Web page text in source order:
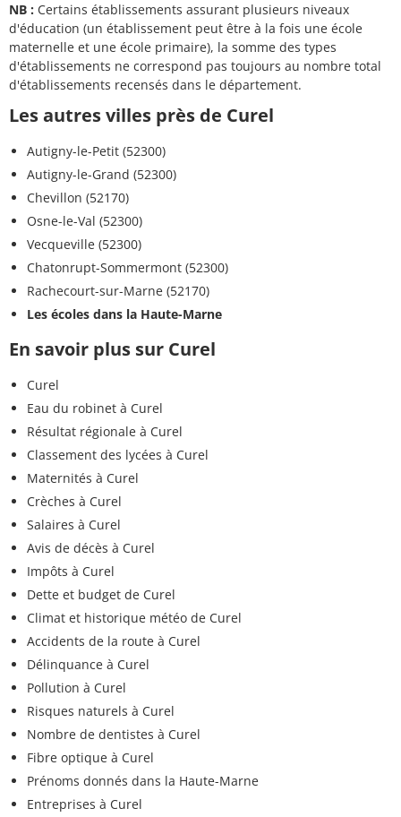
NB : Certains établissements assurant plusieurs niveaux
d'éducation (un établissement peut être à la fois une école
maternelle et une école primaire), la somme des types
d'établissements ne correspond pas toujours au nombre total
d'établissements recensés dans le département.
Les autres villes près de Curel
Autigny-le-Petit (52300)
Autigny-le-Grand (52300)
Chevillon (52170)
Osne-le-Val (52300)
Vecqueville (52300)
Chatonrupt-Sommermont (52300)
Rachecourt-sur-Marne (52170)
Les écoles dans la Haute-Marne
En savoir plus sur Curel
Curel
Eau du robinet à Curel
Résultat régionale à Curel
Classement des lycées à Curel
Maternités à Curel
Crèches à Curel
Salaires à Curel
Avis de décès à Curel
Impôts à Curel
Dette et budget de Curel
Climat et historique météo de Curel
Accidents de la route à Curel
Délinquance à Curel
Pollution à Curel
Risques naturels à Curel
Nombre de dentistes à Curel
Fibre optique à Curel
Prénoms donnés dans la Haute-Marne
Entreprises à Curel